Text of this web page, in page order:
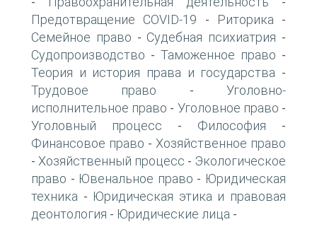
Предотвращение COVID-19 - Риторика -
Семейное право - Судебная психиатрия -
Судопроизводство - Таможенное право -
Теория и история права и государства -
Трудовое право -Уголовно-
исполнительное право - Уголовное право -
Уголовный процесс - Философия -
Финансовое право - Хозяйственное право
- Хозяйственный процесс - Экологическое
право - Ювенальное право - Юридическая
техника - Юридическая этика и правовая
деонтология - Юридические лица -